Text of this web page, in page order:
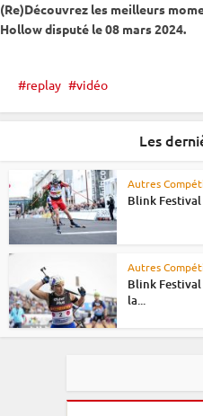
(Re)Découvrez les meilleurs
Hollow disputé le 08 mars 2024.
replay vidéo
Les
Autres
Blink Festival
Autres
Blink
la...